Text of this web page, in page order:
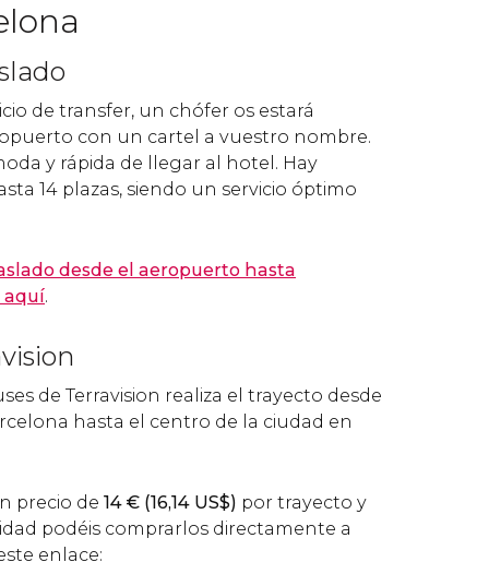
de transfer, un chófer os estará
con un cartel a vuestro nombre.
y rápida de llegar al hotel. Hay
14 plazas, siendo un servicio óptimo
desde el aeropuerto hasta
aquí.
de Terravision realiza el trayecto desde
hasta el centro de la ciudad en
precio de 14 € (16,14 US$) por trayecto y
podéis comprarlos directamente a
enlace: